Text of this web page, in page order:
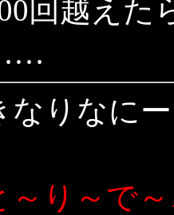
回越えた
なりなに
～り～で